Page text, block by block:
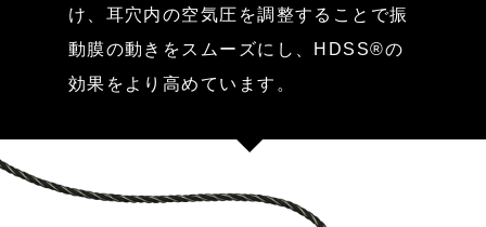
け、耳穴内の空気圧を調整することで振
動膜の動きをスムーズにし、HDSS®の
効果をより高めています。